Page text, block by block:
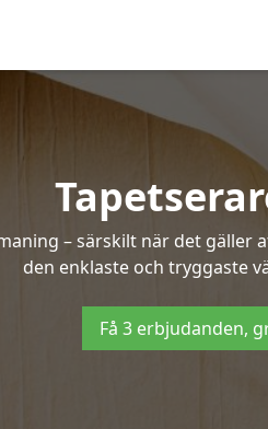
– särskilt när det
den enklaste och tryggaste
Få 3 erbjudanden,